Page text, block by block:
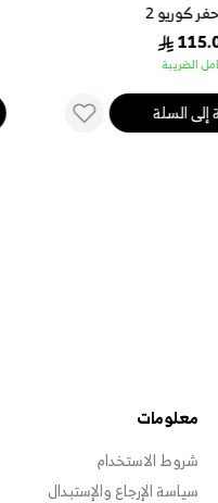
كوريو 2
الضريبة
إلى السلة
معلومات
شروط الاستخدام
سياسة الإرجاع والإستبدال